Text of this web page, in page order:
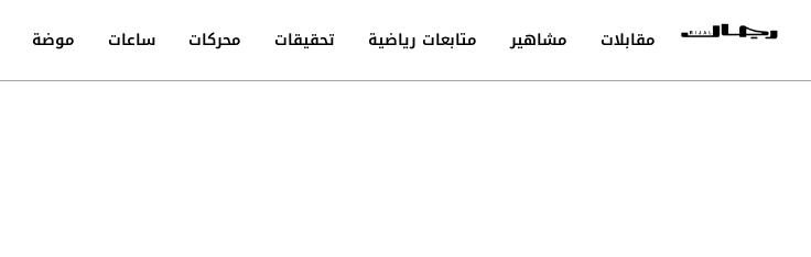
موضة ساعات محركات تحقيقات متابعات رياضية مشاهير مقابلات